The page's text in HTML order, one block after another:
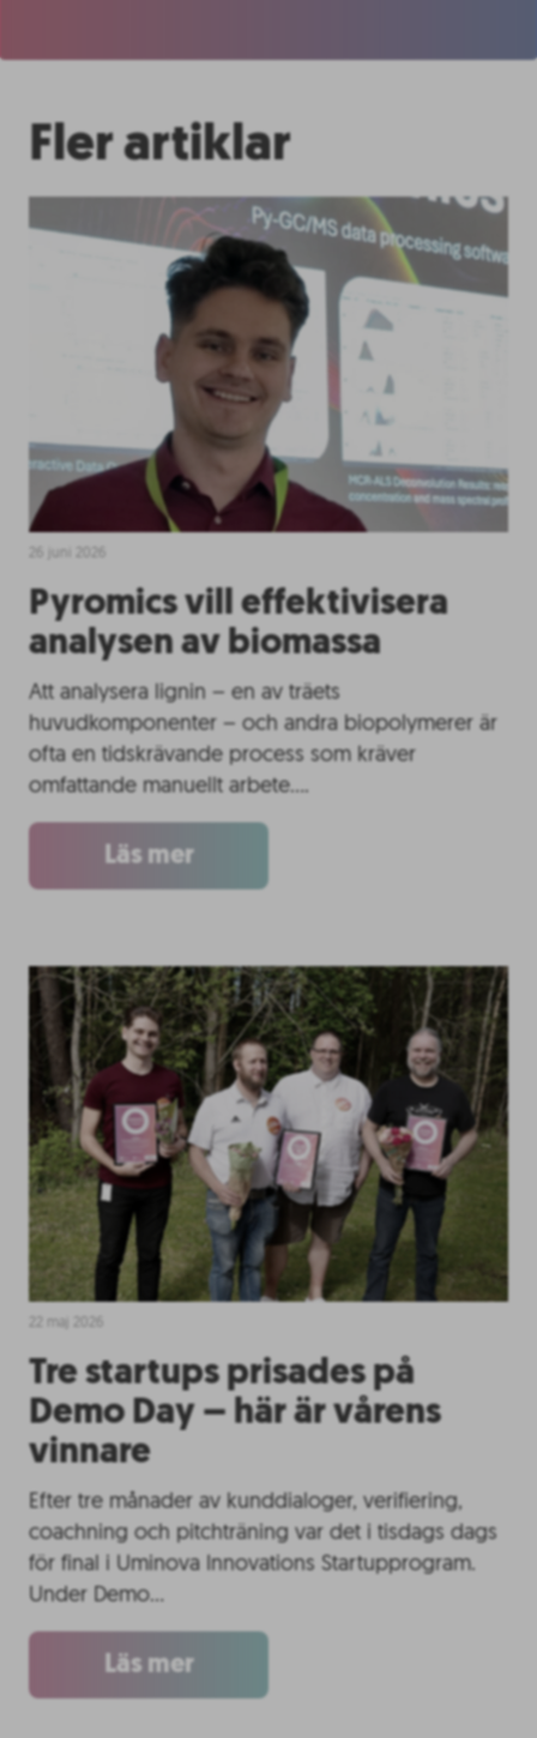
Fler artiklar
Pyromics vill effektivisera
analysen av biomassa
Att analysera lignin – en av träets
huvudkomponenter – och andra biopolymerer är
ofta en tidskrävande process som kräver
omfattande manuellt arbete….
Läs mer
Tre startups prisades på
Demo Day – här är vårens
vinnare
Efter tre månader av kunddialoger, verifiering,
coachning och pitchträning var det i tisdags dags
för final i Uminova Innovations Startupprogram.
Under Demo…
Läs mer